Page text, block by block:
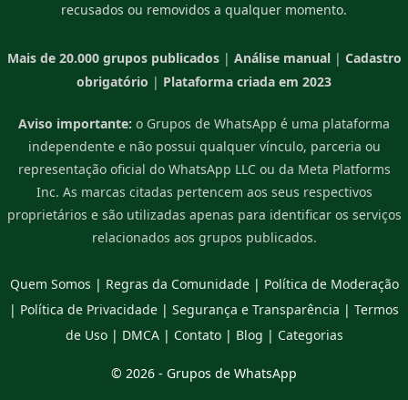
recusados ou removidos a qualquer momento.
Mais de 20.000 grupos publicados| Análise manual| Cadastro
obrigatório | Plataforma criada em 2023
Aviso importante: o Grupos de WhatsApp é uma plataforma
independente e não possui qualquer vínculo, parceria ou
representação oficial do WhatsApp LLC ou da Meta Platforms
Inc. As marcas citadas pertencem aos seus respectivos
proprietários e são utilizadas apenas para identificar os serviços
relacionados aos grupos publicados.
Quem Somos | Regras da Comunidade| Política de Moderação
| Política de Privacidade | Segurança e Transparência | Termos
de Uso| DMCA| Contato| Blog | Categorias
© 2026 - Grupos de WhatsApp